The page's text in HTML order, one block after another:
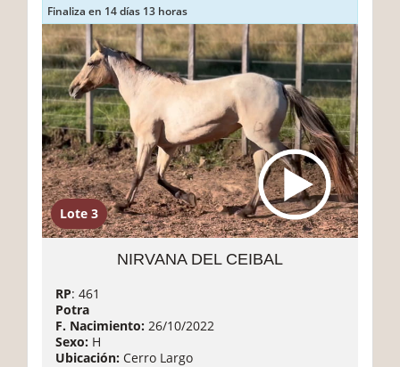
Finaliza en 14 días 13 horas
Lote 3
NIRVANA DEL CEIBAL
RP: 461
Potra
F. Nacimiento: 26/10/2022
Sexo: H
Ubicación: Cerro Largo